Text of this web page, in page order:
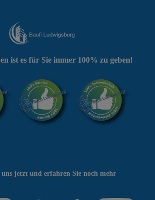
uns jetzt und erfahren Sie noch mehr
ist es für Sie immer 100% zu geben!